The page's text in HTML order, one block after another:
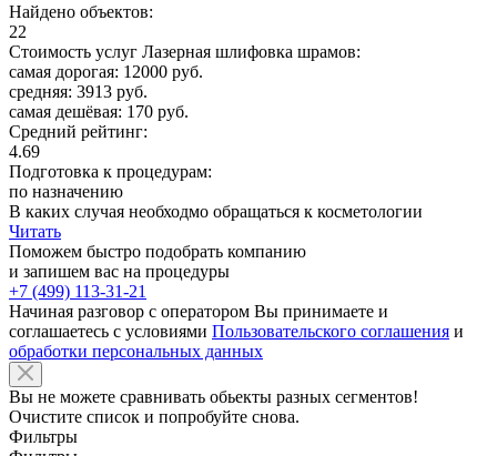
Найдено объектов:
22
Стоимость услуг Лазерная шлифовка шрамов:
самая дорогая: 12000 руб.
средняя: 3913 руб.
самая дешёвая: 170 руб.
Средний рейтинг:
4.69
Подготовка к процедурам:
по назначению
В каких случая необходмо обращаться к косметологии
Читать
Поможем быстро подобрать компанию
и запишем вас на процедуры
+7 (499) 113-31-21
Начиная разговор с оператором Вы принимаете и
соглашаетесь с условиями Пользовательского соглашения и
обработки персональных данных
Вы не можете сравнивать обьекты разных сегментов!
Очистите список и попробуйте снова.
Фильтры